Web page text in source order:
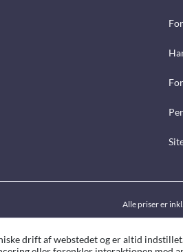
Alle priser er
drift af webstedet og er altid